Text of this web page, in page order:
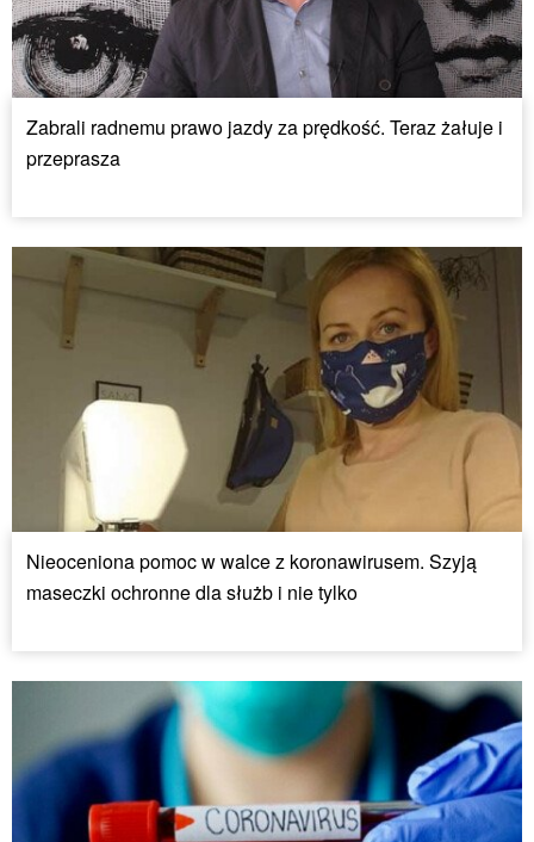
Zabrali radnemu prawo jazdy za prędkość. Teraz żałuje i
przeprasza
Nieoceniona pomoc w walce z koronawirusem. Szyją
maseczki ochronne dla służb i nie tylko